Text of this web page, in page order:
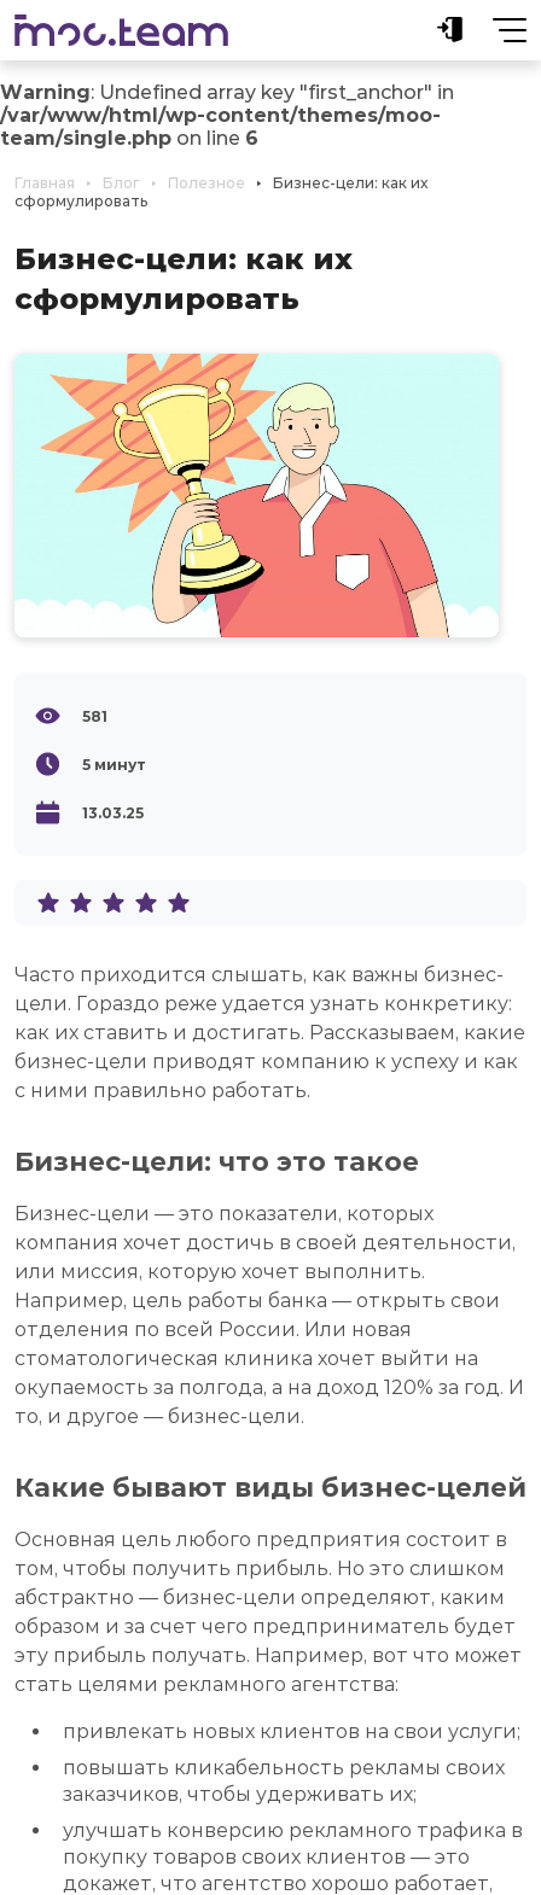
Warning: Undefined array key "first_anchor" in
/var/www/html/wp-content/themes/moo-
team/single.php on line 6
Главная Блог Полезное
Бизнес-цели: как их
сформулировать
Бизнес-цели: как их
сформулировать
581
5 минут
13.03.25
Часто приходится слышать, как важны бизнес-
цели. Гораздо реже удается узнать конкретику:
как их ставить и достигать. Рассказываем, какие
бизнес-цели приводят компанию к успеху и как
с ними правильно работать.
Бизнес-цели: что это такое
Бизнес-цели — это показатели, которых
компания хочет достичь в своей деятельности,
или миссия, которую хочет выполнить.
Например, цель работы банка — открыть свои
отделения по всей России. Или новая
стоматологическая клиника хочет выйти на
окупаемость за полгода, а на доход 120% за год. И
то, и другое — бизнес-цели.
Какие бывают виды бизнес-целей
Основная цель любого предприятия состоит в
том, чтобы получить прибыль. Но это слишком
абстрактно — бизнес-цели определяют, каким
образом и за счет чего предприниматель будет
эту прибыль получать. Например, вот что может
стать целями рекламного агентства:
привлекать новых клиентов на свои услуги;
повышать кликабельность рекламы своих
заказчиков, чтобы удерживать их;
улучшать конверсию рекламного трафика в
покупку товаров своих клиентов — это
докажет, что агентство хорошо работает,